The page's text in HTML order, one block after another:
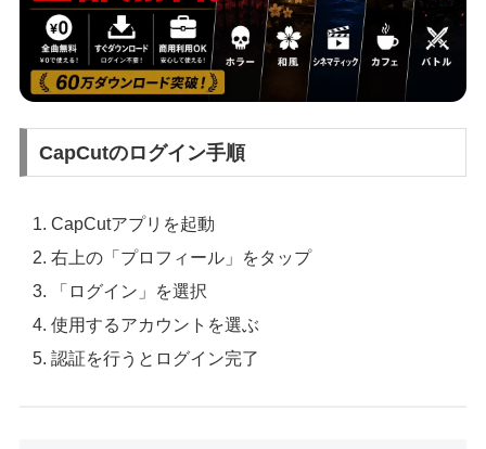
CapCutのログイン手順
CapCutアプリを起動
右上の「プロフィール」をタップ
「ログイン」を選択
使用するアカウントを選ぶ
認証を行うとログイン完了